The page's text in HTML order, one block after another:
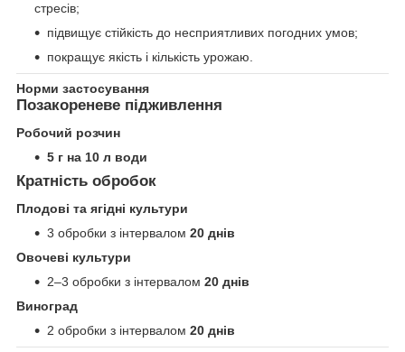
стресів;
підвищує стійкість до несприятливих погодних умов;
покращує якість і кількість урожаю.
Норми застосування
Позакореневе підживлення
Робочий розчин
5 г на 10 л води
Кратність обробок
Плодові та ягідні культури
3 обробки з інтервалом 20 днів
Овочеві культури
2–3 обробки з інтервалом 20 днів
Виноград
2 обробки з інтервалом 20 днів